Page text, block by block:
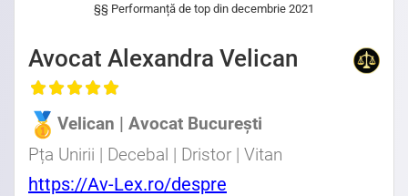
§§ Performanță de top din decembrie 2021
Avocat Alexandra Velican
Velican | Avocat București
Pța Unirii | Decebal | Dristor | Vitan
https://Av-Lex.ro/despre